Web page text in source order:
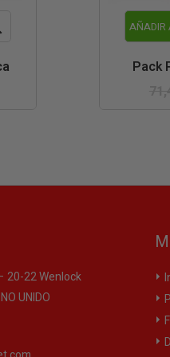
AÑADIR
Pack
20-22 Wenlock
UNIDO